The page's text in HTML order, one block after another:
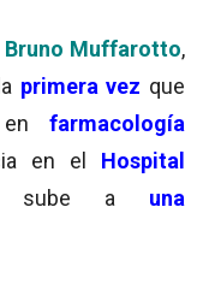
Bruno Muffarotto,
primera vez que
farmacología
en el Hospital
sube a una